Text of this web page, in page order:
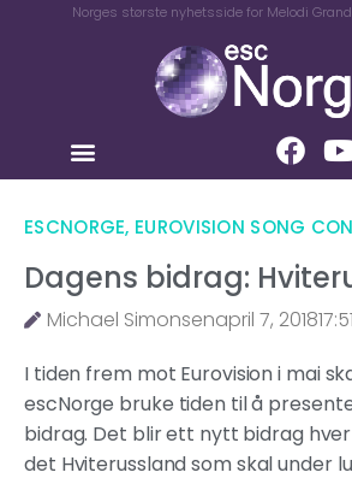
Norges største nyhetsside for Melodi
ESCNORGE, EUROVISION SONG
Dagens bidrag:
Michael Simonsenapril 7, 201817:51
I tiden frem mot Eurovision i mai
escNorge bruke tiden til å
bidrag. Det blir ett nytt bidrag
det Hviterussland som skal under